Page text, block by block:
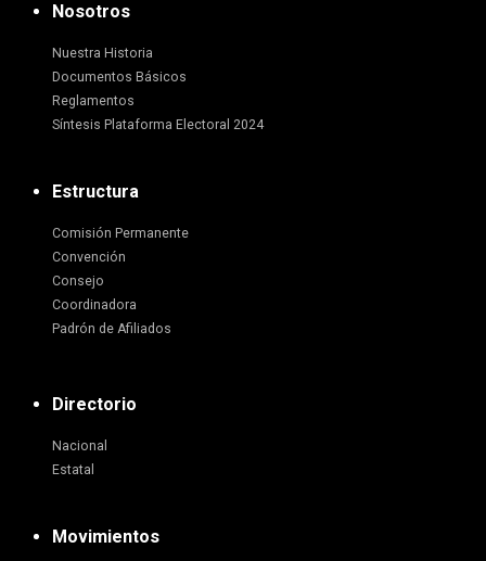
Nosotros
Nuestra Historia
Documentos Básicos
Reglamentos
Síntesis Plataforma Electoral 2024
Estructura
Comisión Permanente
Convención
Consejo
Coordinadora
Padrón de Afiliados
Directorio
Nacional
Estatal
Movimientos